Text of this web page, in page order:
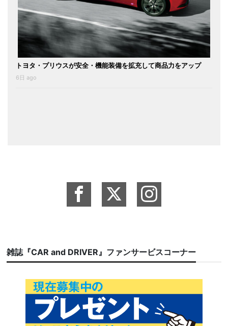
トヨタ・プリウスが安全・機能装備を拡充して商品力をアップ
6日 ago
雑誌『CAR and DRIVER』ファンサービスコーナー